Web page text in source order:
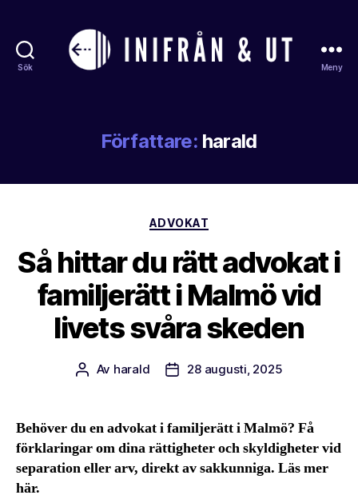
Sök Meny
Författare: harald
Kategorier
ADVOKAT
Så hittar du rätt advokat i
familjerätt i Malmö vid
livets svåra skeden
Inläggsförfattare
Av harald Inläggsdatum
28 augusti, 2025
Behöver du en advokat i familjerätt i Malmö? Få
förklaringar om dina rättigheter och skyldigheter vid
separation eller arv, direkt av sakkunniga. Läs mer
här.